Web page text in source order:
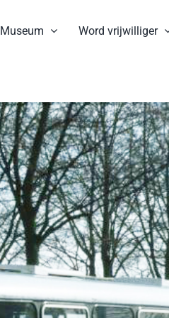
Museum Word vrijwilliger